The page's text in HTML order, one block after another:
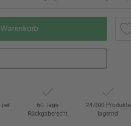
per
60 Tage
Rückgaberecht
24.000 Produkte
lagernd